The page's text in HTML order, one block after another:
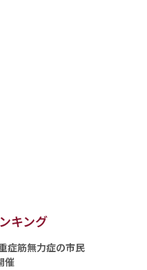
キング
症筋無力症の市民
催